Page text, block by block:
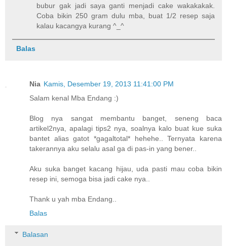
bubur gak jadi saya ganti menjadi cake wakakakak.
Coba bikin 250 gram dulu mba, buat 1/2 resep saja
kalau kacangya kurang ^_^
Balas
Nia Kamis, Desember 19, 2013 11:41:00 PM
Salam kenal Mba Endang :)
Blog nya sangat membantu banget, seneng baca
artikel2nya, apalagi tips2 nya, soalnya kalo buat kue suka
bantet alias gatot *gagaltotal* hehehe.. Ternyata karena
takerannya aku selalu asal ga di pas-in yang bener..
Aku suka banget kacang hijau, uda pasti mau coba bikin
resep ini, semoga bisa jadi cake nya..
Thank u yah mba Endang..
Balas
Balasan